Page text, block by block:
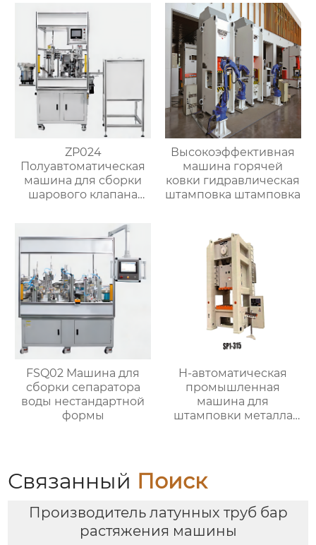
ковки
ZP024
Полуавтоматическая
машина для сборки
шарового клапана
Высокоэффективная
машина горячей
ковки гидравлическая
штамповка штамповка
FSQ02 Машина для
сборки сепаратора
воды нестандартной
формы
H-автоматическая
промышленная
машина для
штамповки металла
Связанный Поиск
Производитель латунных труб бар
растяжения машины